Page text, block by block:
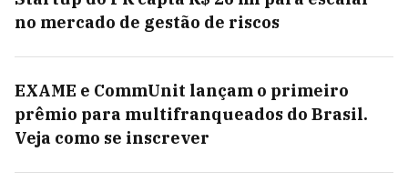
no mercado de gestão de riscos
EXAME e CommUnit lançam o primeiro
prêmio para multifranqueados do Brasil.
Veja como se inscrever